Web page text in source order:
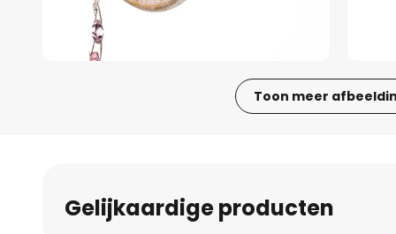
Toon meer
vanGelijkaardige producten